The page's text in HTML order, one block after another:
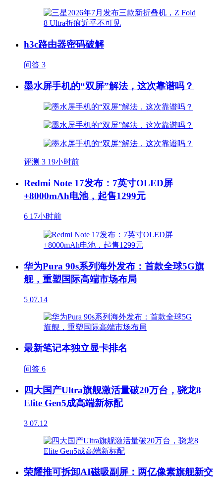
h3c路由器密码破解
问答 3
墨水屏手机的“双屏”解法，这次靠谱吗？
评测 3 19小时前
Redmi Note 17发布：7英寸OLED屏
+8000mAh电池，起售1299元
6 17小时前
华为Pura 90s系列海外发布：首款全球5G旗
舰，重塑国际高端市场布局
5 07.14
最新笔记本独立显卡排名
问答 6
四大国产Ultra旗舰激活量破20万台，骁龙8
Elite Gen5成高端新标配
3 07.12
荣耀推可拆卸AI磁吸副屏：两亿像素旗舰新交